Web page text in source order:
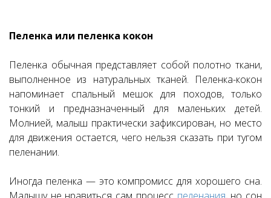
Пеленка или пеленка кокон
Пеленка обычная представляет собой полотно ткани,
выполненное из натуральных тканей. Пеленка-кокон
напоминает спальный мешок для походов, только
тонкий и предназначенный для маленьких детей.
Молнией, малыш практически зафиксирован, но место
для движения остается, чего нельзя сказать при тугом
пеленании.
Иногда пеленка — это компромисс для хорошего сна.